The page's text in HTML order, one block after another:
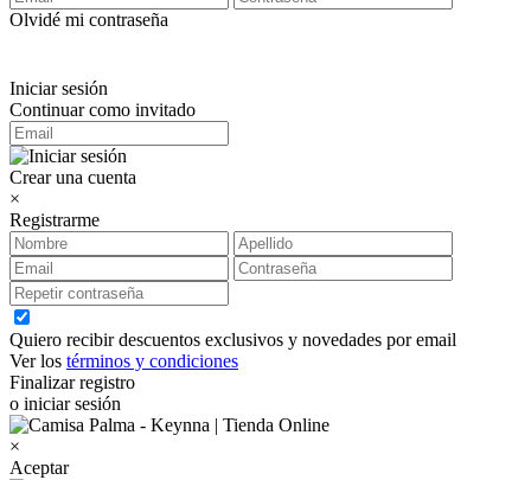
Olvidé mi contraseña
Iniciar sesión
Continuar como invitado
Crear una cuenta
×
Registrarme
Quiero recibir descuentos exclusivos y novedades por email
Ver los términos y condiciones
Finalizar registro
o iniciar sesión
×
Aceptar